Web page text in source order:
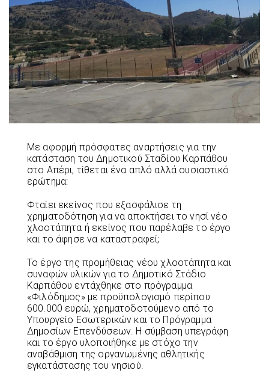
Με αφορμή πρόσφατες αναρτήσεις για την
κατάσταση του Δημοτικού Σταδίου Καρπάθου
στο Απέρι, τίθεται ένα απλό αλλά ουσιαστικό
ερώτημα:
Φταίει εκείνος που εξασφάλισε τη
χρηματοδότηση για να αποκτήσει το νησί νέο
χλοοτάπητα ή εκείνος που παρέλαβε το έργο
και το άφησε να καταστραφεί;
Το έργο της προμήθειας νέου χλοοτάπητα και
συναφών υλικών για το Δημοτικό Στάδιο
Καρπάθου εντάχθηκε στο πρόγραμμα
«Φιλόδημος» με προϋπολογισμό περίπου
600.000 ευρώ, χρηματοδοτούμενο από το
Υπουργείο Εσωτερικών και το Πρόγραμμα
Δημοσίων Επενδύσεων. Η σύμβαση υπεγράφη
και το έργο υλοποιήθηκε με στόχο την
αναβάθμιση της οργανωμένης αθλητικής
εγκατάστασης του νησιού.